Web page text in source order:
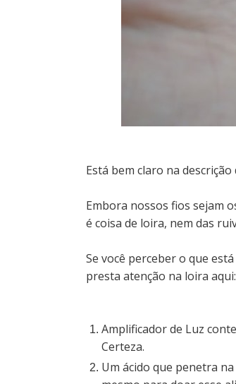
Está bem claro na
Embora nossos fios sejam
é coisa de loira, nem das
Se você perceber o que
presta atenção na loira aqui:
Amplificador de Luz
Certeza.
Um ácido que penetra